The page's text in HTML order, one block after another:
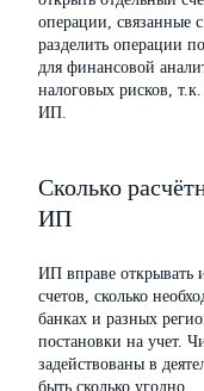
операции, связанные
разделить операции
для финансовой
налоговых рисков,
ИП.
Сколько
ИП
ИП вправе открывать
счетов, сколько
банках и разных
постановки на учет.
задействованы в
быть сколько угодно.